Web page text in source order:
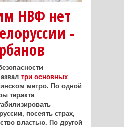
НВФ нет
-
три основных
метро. По одной
теракта
посеять страх,
властью. По другой